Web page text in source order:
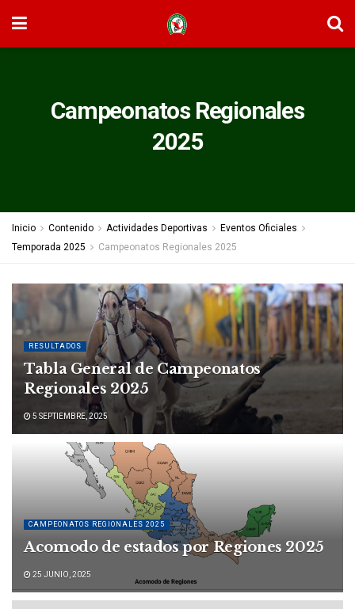
Campeonatos Regionales
2025
Inicio Contenido Actividades Deportivas
Eventos Oficiales
Temporada 2025
Campeonatos Regionales 2025
RESULTADOS
Tabla General de Campeonatos
Regionales 2025
5 SEPTIEMBRE, 2025
CAMPEONATOS REGIONALES 2025
Acomodo de estados por Regiones 2025
25 JUNIO, 2025